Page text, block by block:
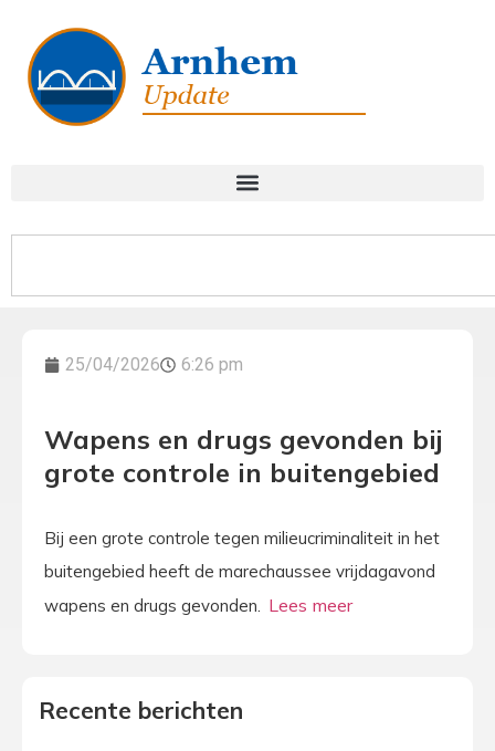
25/04/2026 6:26 pm
Wapens en drugs gevonden bij
grote controle in buitengebied
Bij een grote controle tegen milieucriminaliteit in het
buitengebied heeft de marechaussee vrijdagavond
wapens en drugs gevonden.
Recente berichten